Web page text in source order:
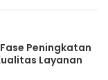
Peningkatan
Layanan